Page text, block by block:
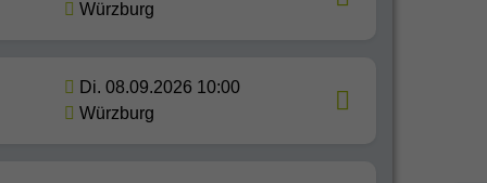
Würzburg
Di. 08.09.2026 10:00
Würzburg